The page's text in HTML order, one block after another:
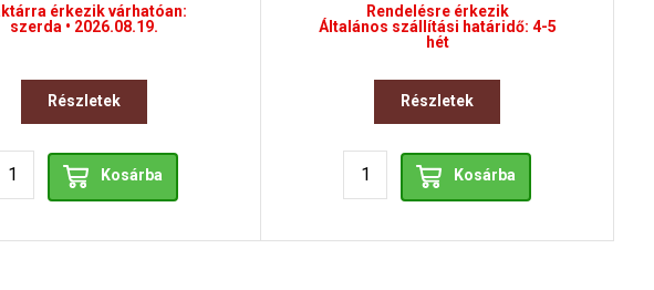
érkezik várhatóan:
szerda • 2026.08.19.
Részletek
Kosárba
Rendelésre érkezik
Általános szállítási határidő: 4-5
hét
Részletek
Kosárba